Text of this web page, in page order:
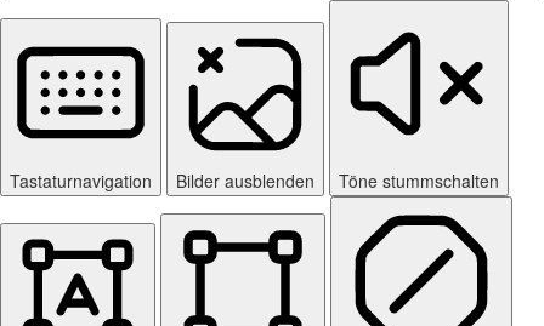
Tastaturnavigation Bilder ausblenden Töne stummschalten